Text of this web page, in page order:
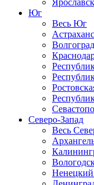
Юг
Весь Юг
Северо-Запад
Весь